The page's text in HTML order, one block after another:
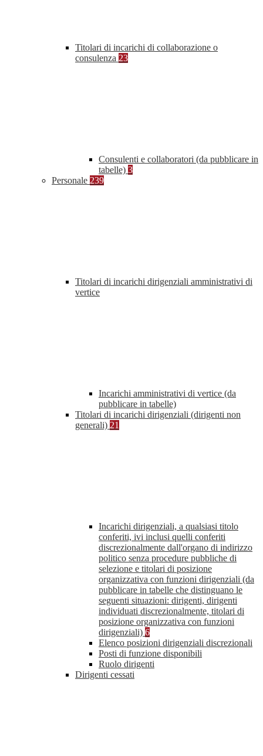
Titolari di incarichi di collaborazione o
consulenza 23
Consulenti e collaboratori (da pubblicare in
tabelle) 3
Personale 239
Titolari di incarichi dirigenziali amministrativi di
vertice
Incarichi amministrativi di vertice (da
pubblicare in tabelle)
Titolari di incarichi dirigenziali (dirigenti non
generali) 21
Incarichi dirigenziali, a qualsiasi titolo
conferiti, ivi inclusi quelli conferiti
discrezionalmente dall'organo di indirizzo
politico senza procedure pubbliche di
selezione e titolari di posizione
organizzativa con funzioni dirigenziali (da
pubblicare in tabelle che distinguano le
seguenti situazioni: dirigenti, dirigenti
individuati discrezionalmente, titolari di
posizione organizzativa con funzioni
dirigenziali) 6
Elenco posizioni dirigenziali discrezionali
Posti di funzione disponibili
Ruolo dirigenti
Dirigenti cessati